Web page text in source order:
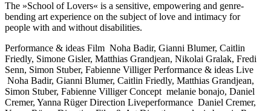
The »School of Lovers« is a sensitive, empowering and genre-
bending art experience on the subject of love and intimacy for
people with and without disabilities.
Performance & ideas Film Noha Badir, Gianni Blumer, Caitlin
Friedly, Simone Gisler, Matthias Grandjean, Nikolai Gralak, Fredi
Senn, Simon Stuber, Fabienne VilligerPerformance & ideas Live
Noha Badir, Gianni Blumer, Caitlin Friedly, Matthias Grandjean,
Simon Stuber, Fabienne VilligerConcept melanie bonajo, Daniel
Cremer, Yanna RügerDirection Liveperformance Daniel Cremer,